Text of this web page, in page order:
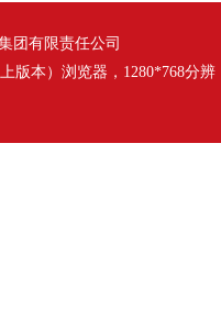
团有限责任公司
版本）浏览器，1280*768分辨